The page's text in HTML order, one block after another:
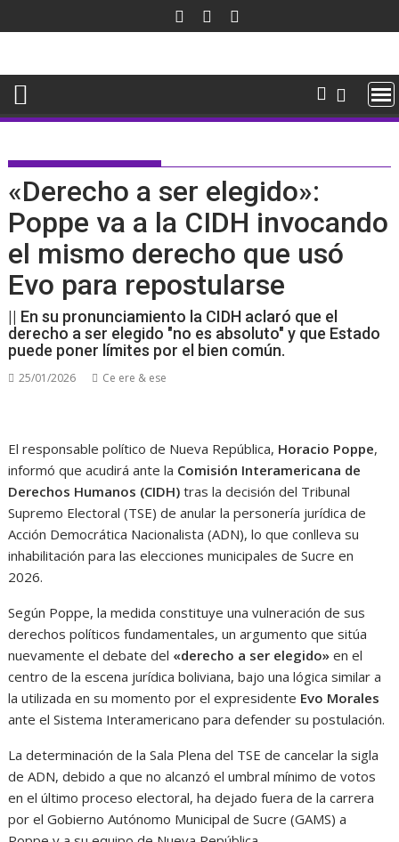
al
«Derecho a ser elegido»:
Poppe va a la CIDH invocando
el mismo derecho que usó
Evo para repostularse
|| En su pronunciamiento la CIDH aclaró que el
derecho a ser elegido "no es absoluto" y que Estado
puede poner límites por el bien común.
25/01/2026 Ce ere & ese
El responsable político de Nueva República, Horacio Poppe,
informó que acudirá ante la Comisión Interamericana de
Derechos Humanos (CIDH) tras la decisión del Tribunal
Supremo Electoral (TSE) de anular la personería jurídica de
Acción Democrática Nacionalista (ADN), lo que conlleva su
inhabilitación para las elecciones municipales de Sucre en
2026.
Según Poppe, la medida constituye una vulneración de sus
derechos políticos fundamentales, un argumento que sitúa
nuevamente el debate del «derecho a ser elegido» en el
centro de la escena jurídica boliviana, bajo una lógica similar a
la utilizada en su momento por el expresidente Evo Morales
ante el Sistema Interamericano para defender su postulación.
La determinación de la Sala Plena del TSE de cancelar la sigla
de ADN, debido a que no alcanzó el umbral mínimo de votos
en el último proceso electoral, ha dejado fuera de la carrera
por el Gobierno Autónomo Municipal de Sucre (GAMS) a